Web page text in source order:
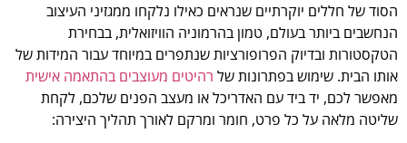
הסוד של חללים יוקרתיים שנראים כאילו נלקחו ממגזיני העיצוב
הנחשבים ביותר בעולם, טמון בהרמוניה הוויזואלית, בבחירת
הטקסטורות ובדיוק הפרופורציות שנתפרים במיוחד עבור המידות של
אותו הבית. שימוש בפתרונות של רהיטים מעוצבים בהתאמה אישית
מאפשר לכם, יד ביד עם האדריכל או מעצב הפנים שלכם, לקחת
שליטה מלאה על כל פרט, חומר ומרקם לאורך תהליך היצירה: